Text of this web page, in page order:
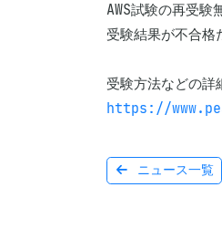
AWS試験の再受験
受験結果が不合格
https://
ニュース一覧